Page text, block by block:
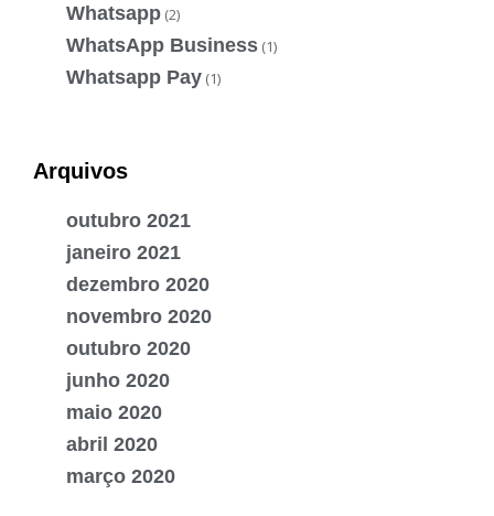
Whatsapp (2)
WhatsApp Business (1)
Whatsapp Pay (1)
Arquivos
outubro 2021
janeiro 2021
dezembro 2020
novembro 2020
outubro 2020
junho 2020
maio 2020
abril 2020
março 2020